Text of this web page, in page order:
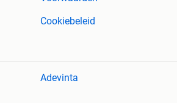
Cookiebeleid
Adevinta